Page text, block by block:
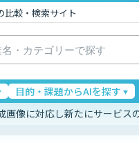
比較・検索サイト
目的・課題からAIを探す
画像に対応し新たにサービス